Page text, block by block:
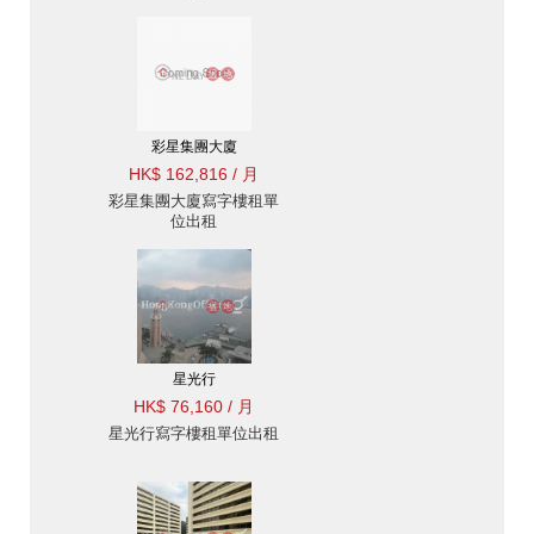
彩星集團大廈
HK$ 162,816 / 月
彩星集團大廈寫字樓租單
位出租
星光行
HK$ 76,160 / 月
星光行寫字樓租單位出租